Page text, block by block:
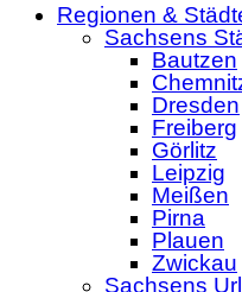
Regionen &
Sachsens
Bautzen
Dresden
Freiberg
Görlitz
Leipzig
Meißen
Pirna
Plauen
Zwickau
Sachsens